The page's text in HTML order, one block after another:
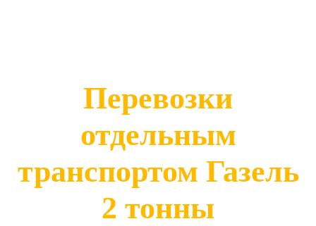
Перевозки
отдельным
транспортом Газель
2 тонны